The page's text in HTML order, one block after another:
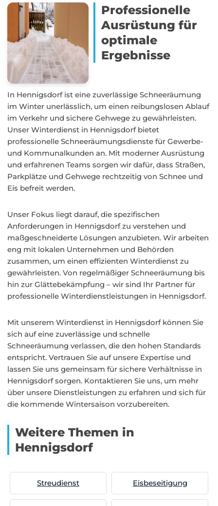
Professionelle
Ausrüstung für
optimale
Ergebnisse
In Hennigsdorf ist eine zuverlässige Schneeräumung
im Winter unerlässlich, um einen reibungslosen Ablauf
im Verkehr und sichere Gehwege zu gewährleisten.
Unser Winterdienst in Hennigsdorf bietet
professionelle Schneeräumungsdienste für Gewerbe-
und Kommunalkunden an. Mit moderner Ausrüstung
und erfahrenen Teams sorgen wir dafür, dass Straßen,
Parkplätze und Gehwege rechtzeitig von Schnee und
Eis befreit werden.
Unser Fokus liegt darauf, die spezifischen
Anforderungen in Hennigsdorf zu verstehen und
maßgeschneiderte Lösungen anzubieten. Wir arbeiten
eng mit lokalen Unternehmen und Behörden
zusammen, um einen effizienten Winterdienst zu
gewährleisten. Von regelmäßiger Schneeräumung bis
hin zur Glättebekämpfung – wir sind Ihr Partner für
professionelle Winterdienstleistungen in Hennigsdorf.
Mit unserem Winterdienst in Hennigsdorf können Sie
sich auf eine zuverlässige und schnelle
Schneeräumung verlassen, die den hohen Standards
entspricht. Vertrauen Sie auf unsere Expertise und
lassen Sie uns gemeinsam für sichere Verhältnisse in
Hennigsdorf sorgen. Kontaktieren Sie uns, um mehr
über unsere Dienstleistungen zu erfahren und sich für
die kommende Wintersaison vorzubereiten.
Weitere Themen in
Hennigsdorf
Streudienst Eisbeseitigung